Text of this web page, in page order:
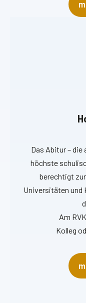
Das Abitur –
höchste
berechtigt
Universitäten und
Am
Kolleg